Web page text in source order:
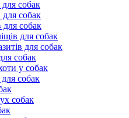
собак
для собак
для собак
для собак
для собак
собак
у собак
для собак
собак